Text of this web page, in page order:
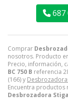
Comprar
nosotros. Producto
Precio, información,
BC 750 B referencia
(166) y
Encuentra productos
Desbrozadora Stiga
687